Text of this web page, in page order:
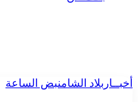
أخبــار بلاد الشامنبض الساعة